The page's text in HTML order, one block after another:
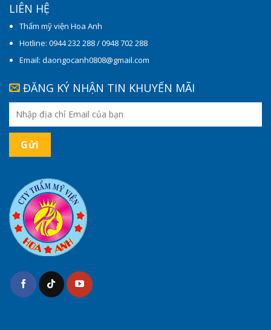
LIÊN HỆ
Thẩm mỹ viện Hoa Anh
Hotline: 0944 232 288 / 0948 702 288
Email: daongocanh0808@gmail.com
ĐĂNG KÝ NHẬN TIN KHUYẾN MÃI